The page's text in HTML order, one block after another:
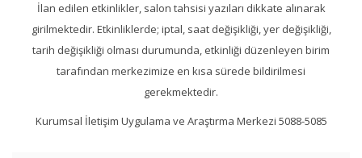
İlan edilen etkinlikler, salon tahsisi yazıları dikkate alınarak
girilmektedir. Etkinliklerde; iptal, saat değişikliği, yer değişikliği,
tarih değişikliği olması durumunda, etkinliği düzenleyen birim
tarafından merkezimize en kısa sürede bildirilmesi
gerekmektedir.
Kurumsal İletişim Uygulama ve Araştırma Merkezi 5088-5085